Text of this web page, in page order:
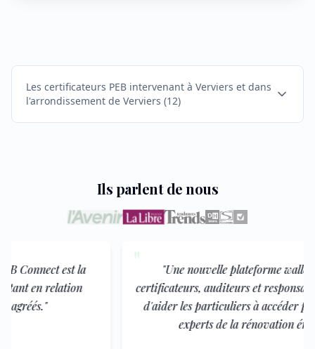
Les certificateurs PEB intervenant à Verviers et dans
l'arrondissement de Verviers (12)
Ils parlent de nous
" "Une nouvelle plateforme wallonne centralise
certificateurs, auditeurs et responsables PEB agréés afin
d'aider les particuliers à accéder plus facilement aux
experts de la rénovation énergétique."